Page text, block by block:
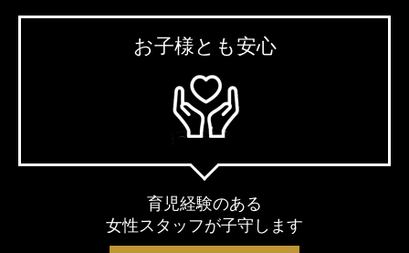
お子様とも安心
育児経験のある
女性スタッフが子守します